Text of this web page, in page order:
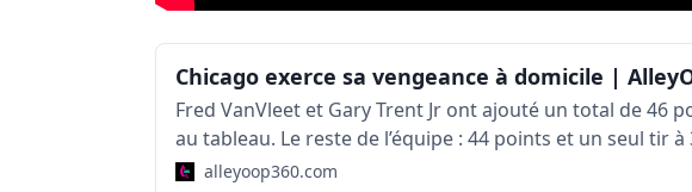
Fred VanVleet et Gary Trent Jr ont ajouté un total de 46
au tableau. Le reste de l’équipe : 44 points et un seul tir à
points.alleyoop360.com